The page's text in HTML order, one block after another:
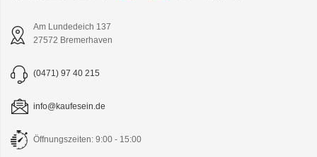
Am Lundedeich 137
27572 Bremerhaven
(0471) 97 40 215
info@kaufesein.de
Öffnungszeiten: 9:00 - 15:00